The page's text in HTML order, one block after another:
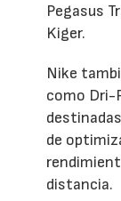
Pegasus
Kiger.
Nike
como Dri-
de
distancia.